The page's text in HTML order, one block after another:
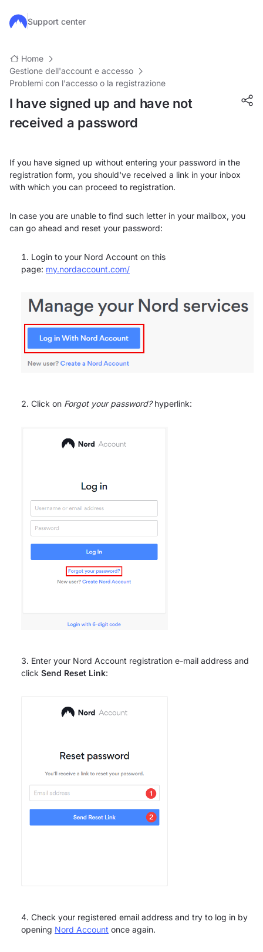
Salta al contenuto principale
Support center
Home
Gestione dell'account e accesso
Problemi con l'accesso o la registrazione
I have signed up and have not
received a password
If you have signed up without entering your password in the
registration form, you should've received a link in your inbox
with which you can proceed to registration.
In case you are unable to find such letter in your mailbox, you
can go ahead and reset your password:
Login to your Nord Account on this
page: my.nordaccount.com/
Click on Forgot your password?hyperlink:
Enter your Nord Account registration e-mail address and
click Send Reset Link:
Check your registered email address and try to log in by
opening Nord Account once again.